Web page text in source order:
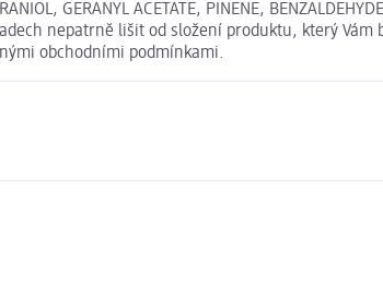
GERANYL ACETATE, PINENE,
nepatrně lišit od složení produktu, který
obchodními podmínkami.